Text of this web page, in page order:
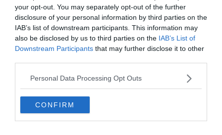
your opt-out. You may separately opt-out of the further
disclosure of your personal information by third parties on the
IAB’s list of downstream participants. This information may
also be disclosed by us to third parties on the IAB’s List of
Downstream Participants that may further disclose it to other
Personal Data Processing Opt Outs
CONFIRM
Visiter la Corse : 10 incontournables à faire et voir
Visiter Cap Corse : 10 incontournables à faire et voir
12 villas de luxe à louer en Corse
Nos conseils pour naviguer à Algajola
Un skipperqui maitrise toutes les subtilités de la
navigation et la configuration des eaux corses